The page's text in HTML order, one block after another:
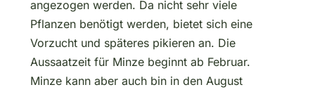
angezogen werden. Da nicht sehr viele
Pflanzen benötigt werden, bietet sich eine
Vorzucht und späteres pikieren an. Die
Aussaatzeit für Minze beginnt ab Februar.
Minze kann aber auch bin in den August